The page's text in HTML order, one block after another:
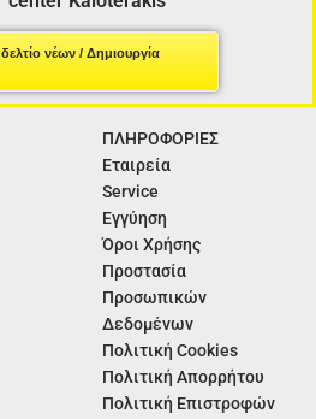
νέων / Δημιουργία
ΠΛΗΡΟΦΟΡΙΕΣ
Εταιρεία
Service
Εγγύηση
Όροι Χρήσης
Προστασία
Προσωπικών
Δεδομένων
Πολιτική Cookies
Πολιτική Απορρήτου
Πολιτική Επιστροφών